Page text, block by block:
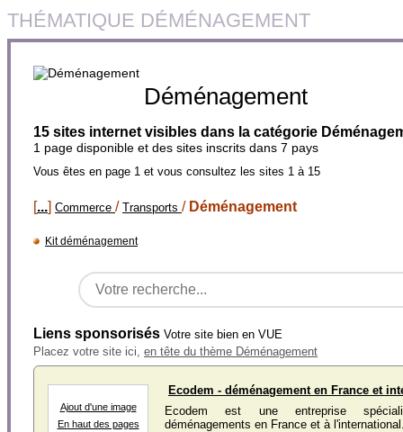
THÉMATIQUE DÉMÉNAGEMENT
Déménagement
15 sites internet visibles dans la catégorie
1 page disponible et des sites inscrits dans 7 pays
Vous êtes en page 1 et vous consultez les sites 1 à 15
[...] Commerce / Transports / Déménagement
Kit déménagement
Liens sponsorisés Votre site bien en VUE
Placez votre site ici, en tête du thème Déménagement
Ajout d'une image
En haut des pages
Ecodem - déménagement en France et
Ecodem est une entreprise
déménagements en France et à